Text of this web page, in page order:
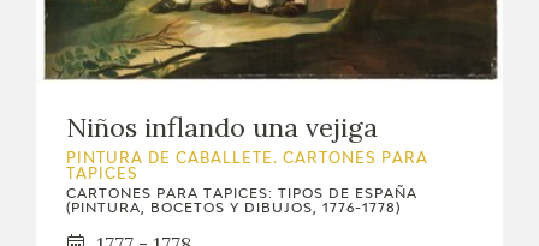
Niños inflando una vejiga
PINTURA DE CABALLETE. CARTONES PARA
TAPICES
CARTONES PARA TAPICES: TIPOS DE ESPAÑA
(PINTURA, BOCETOS Y DIBUJOS, 1776-1778)